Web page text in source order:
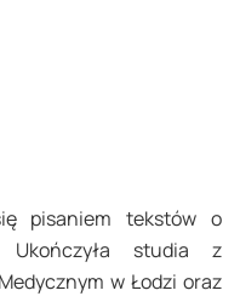
pisaniem tekstów o
Ukończyła studia z
w Łodzi oraz